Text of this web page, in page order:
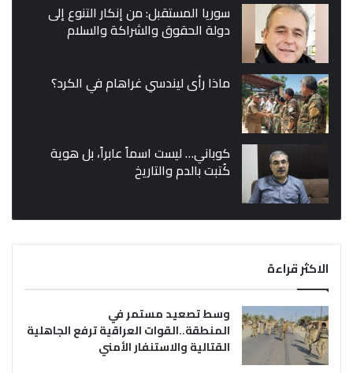
سوريا المستقبل: من إنكار التنوع إلى
دولة الحقوق والشراكة والسلام
ماذا رأى ليندسي غراهام في الكرد؟
كوباني… ليست اسماً عابراً، بل هوية
كُتبت بالدم والتاريخ
الاكثر قراءة
وسط تصعيد مستمر في
المنطقة..القوات العراقية ترفع الجاهلية
القتالية والاستنفار الأمني